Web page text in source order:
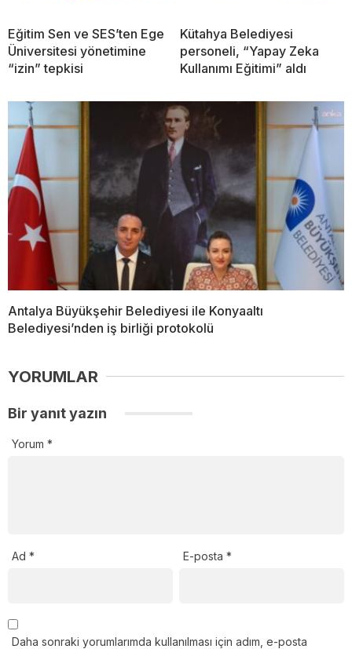
Eğitim Sen ve SES’ten Ege
Üniversitesi yönetimine
“izin” tepkisi
Kütahya Belediyesi
personeli, “Yapay Zeka
Kullanımı Eğitimi” aldı
Antalya Büyükşehir Belediyesi ile Konyaaltı
Belediyesi’nden iş birliği protokolü
YORUMLAR
Bir yanıt yazın
Yorum *
Ad * E-posta*
Daha sonraki yorumlarımda kullanılması için adım, e-posta